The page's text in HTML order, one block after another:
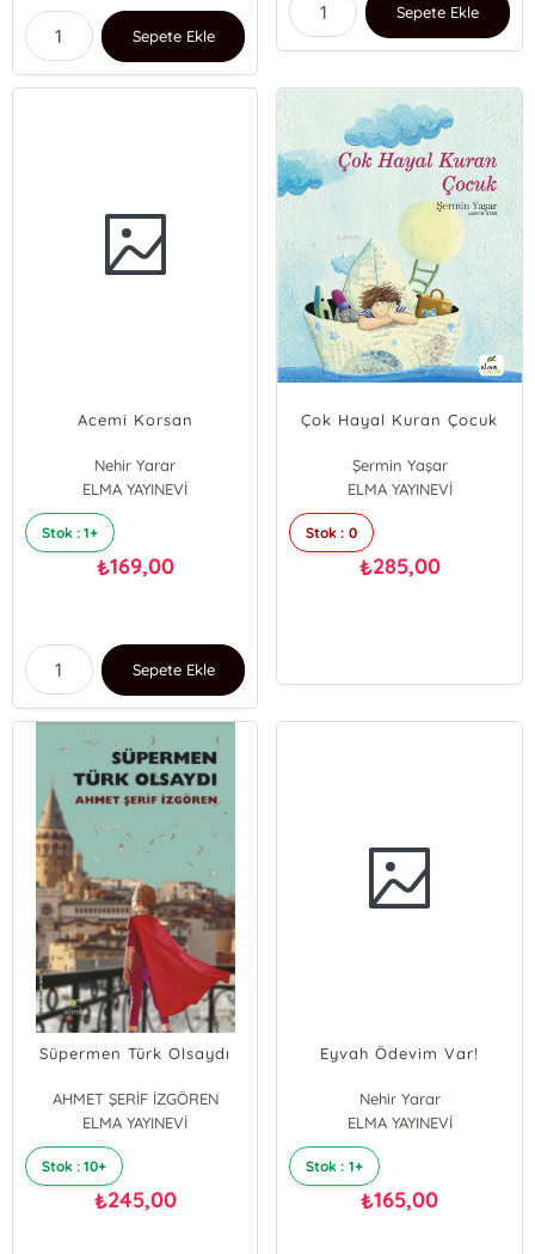
Sepete Ekle
Sepete Ekle
Acemi Korsan
Nehir Yarar
ELMA YAYINEVİ
Stok : 1+
₺169,00
Sepete Ekle
Çok Hayal Kuran Çocuk
Şermin Yaşar
ELMA YAYINEVİ
Stok : 0
₺285,00
Süpermen Türk Olsaydı
AHMET ŞERİF İZGÖREN
ELMA YAYINEVİ
Stok : 10+
₺245,00
Eyvah Ödevim Var!
Nehir Yarar
ELMA YAYINEVİ
Stok : 1+
₺165,00